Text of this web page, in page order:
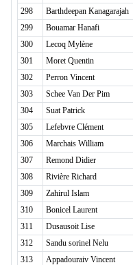
298
Barthdeepan Kanagarajah
299
Bouamar Hanafi
300
Lecoq Mylène
301
Moret Quentin
302
Perron Vincent
303
Schee Van Der Pim
304
Suat Patrick
305
Lefebvre Clément
306
Marchais William
307
Remond Didier
308
Rivière Richard
309
Zahirul Islam
310
Bonicel Laurent
311
Dusausoit Lise
312
Sandu sorinel Nelu
313
Appadouraiv Vincent